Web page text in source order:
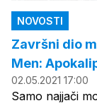
NOVOSTI
Završni dio
Men:
02.05.2021 17:00
Samo najjači